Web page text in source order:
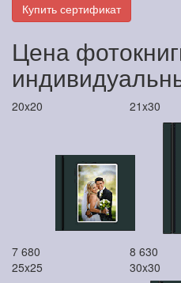
Купить сертификат
Цена
20x20
7 680
21x30
8 630
25x25
30x30